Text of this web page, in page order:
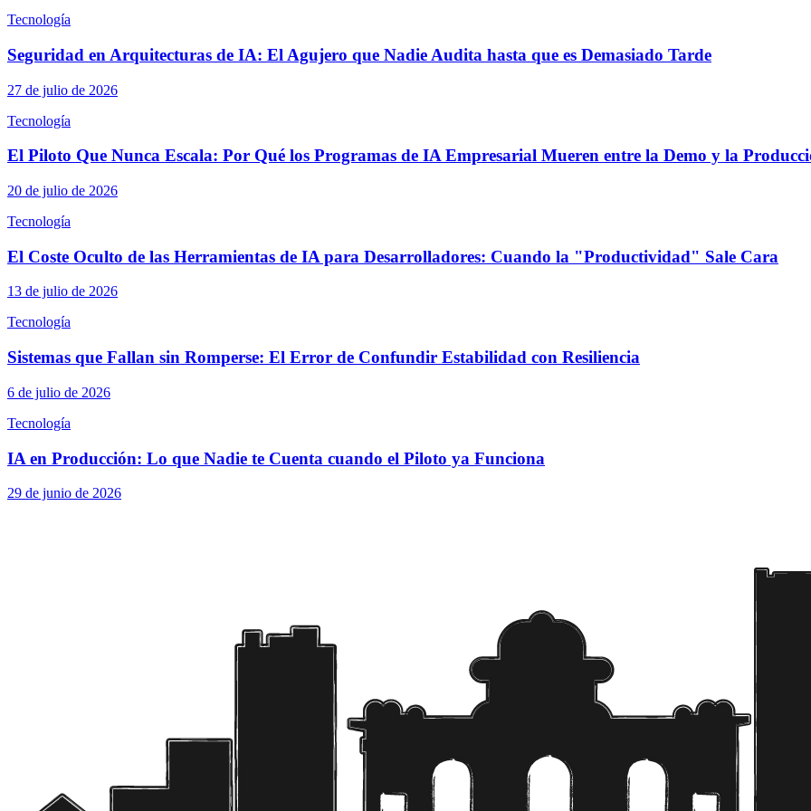
Tecnología
Seguridad en Arquitecturas de IA: El Agujero que Nadie Audita hasta que es Demasiado Tarde
27 de julio de 2026
Tecnología
El Piloto Que Nunca Escala: Por Qué los Programas de IA Empresarial Mueren entre la Demo y la
20 de julio de 2026
Tecnología
El Coste Oculto de las Herramientas de IA para Desarrolladores: Cuando la "Productividad" Sale Cara
13 de julio de 2026
Tecnología
Sistemas que Fallan sin Romperse: El Error de Confundir Estabilidad con Resiliencia
6 de julio de 2026
Tecnología
IA en Producción: Lo que Nadie te Cuenta cuando el Piloto ya Funciona
29 de junio de 2026